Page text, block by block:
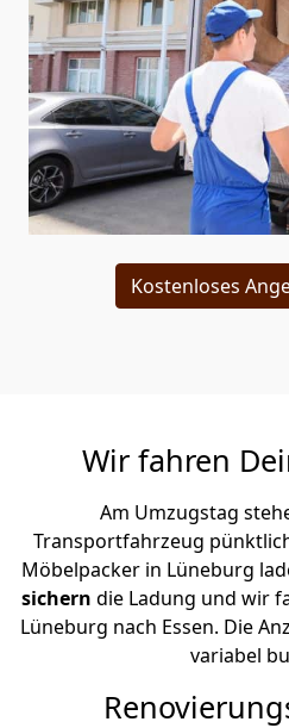
Kostenloses
Wir fahren
Am Umzugstag
Transportfahrzeug
Möbelpacker in Lüneburg
sichern die Ladung und wir
Lüneburg nach Essen. Die
variabel